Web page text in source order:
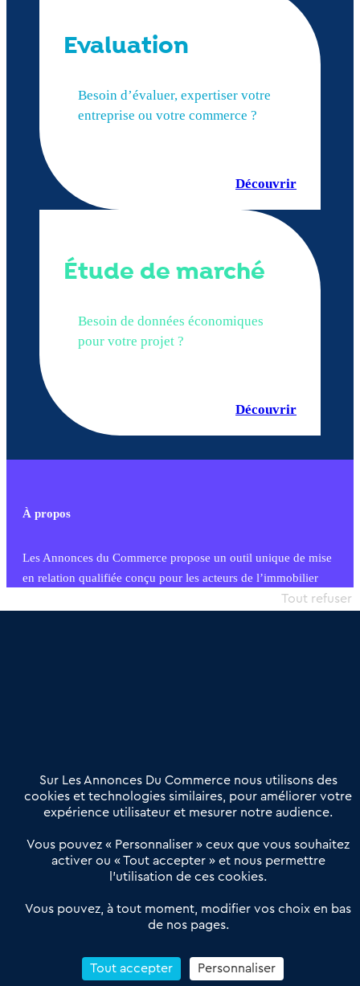
Evaluation
Besoin d’évaluer, expertiser votre
entreprise ou votre commerce ?
Découvrir
Étude de marché
Besoin de données économiques
pour votre projet ?
Découvrir
À propos
Les Annonces du Commerce propose un outil unique de mise
en relation qualifiée conçu pour les acteurs de l’immobilier
commercial et les collectivités territoriales, simple et intégrant
Offres Pro
Actualités
Qui sommes nous ?
Derniers articles
Réseau 3C : un partenaire national dédié aux transactions
Petitscommerces : Un partenariat au service du commerce de
proximité et des territoires
Reprendre un Restaurant Rapide
Sur Les Annonces Du Commerce nous utilisons des
cookies et technologies similaires, pour améliorer votre
expérience utilisateur et mesurer notre audience.
Vous pouvez « Personnaliser » ceux que vous souhaitez
activer ou « Tout accepter » et nous permettre
l’utilisation de ces cookies.
Vous pouvez, à tout moment, modifier vos choix en bas
de nos pages.
Tout accepter
Tout refuser
Personnaliser